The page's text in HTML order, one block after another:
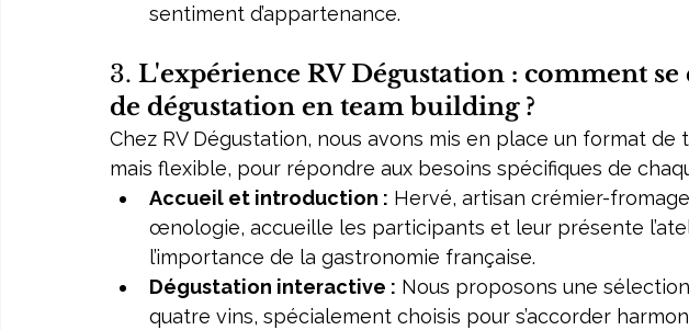
sentiment d’appartenance.
3. L'expérience RV Dégustation : comment
de dégustation en team building ?
Chez RV Dégustation, nous avons mis en place un format de
mais flexible, pour répondre aux besoins spécifiques de
Accueil et introduction : Hervé, artisan crémier-
œnologie, accueille les participants et leur présente
l’importance de la gastronomie française.
Dégustation interactive : Nous proposons une
quatre vins, spécialement choisis pour s’accorder